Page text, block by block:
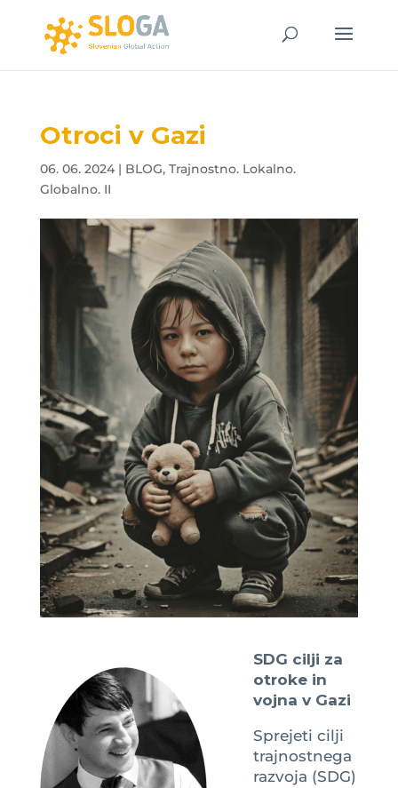
Otroci v Gazi
06. 06. 2024| BLOG, Trajnostno. Lokalno.
Globalno. II
SDG cilji za
otroke in
vojna v Gazi
Sprejeti cilji
trajnostnega
razvoja (SDG)